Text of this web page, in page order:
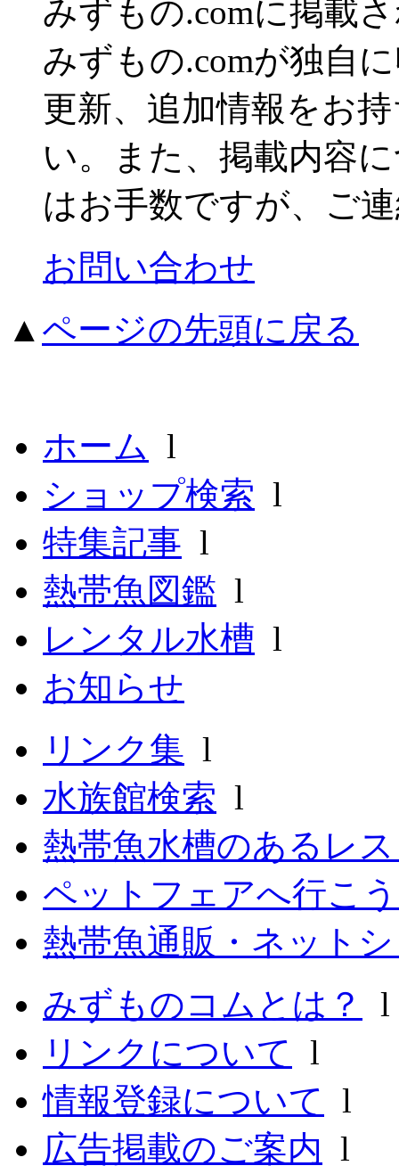
みずもの.comに掲載
みずもの.comが独自
更新、追加情報をお
い。また、掲載内容
はお手数ですが、ご
お問い合わせ
▲ ページの先頭に戻る
ホーム l
ショップ検索 l
特集記事 l
熱帯魚図鑑 l
レンタル水槽 l
お知らせ
リンク集 l
水族館検索 l
熱帯魚水槽のあるレ
ペットフェアへ行こ
熱帯魚通販・ネット
みずものコムとは？
リンクについて l
情報登録について l
広告掲載のご案内 l